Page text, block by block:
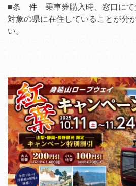
■条 件 乗車券購入時、窓口にて
対象の県に在住していることが分
い。